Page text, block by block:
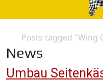
Posts tagged "Wing
News
Umbau